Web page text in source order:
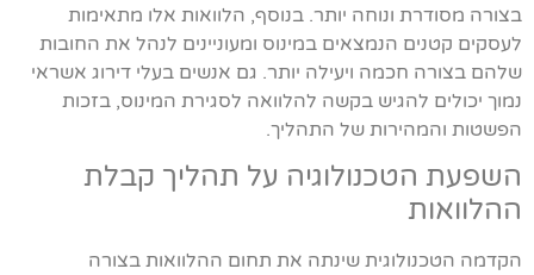
בצורה מסודרת ונוחה יותר. בנוסף, הלוואות אלו מתאימות
לעסקים קטנים הנמצאים במינוס ומעוניינים לנהל את החובות
שלהם בצורה חכמה ויעילה יותר. גם אנשים בעלי דירוג אשראי
נמוך יכולים להגיש בקשה להלוואה לסגירת המינוס, בזכות
הפשטות והמהירות של התהליך.
השפעת הטכנולוגיה על תהליך קבלת
ההלוואות
הקדמה הטכנולוגית שינתה את תחום ההלוואות בצורה